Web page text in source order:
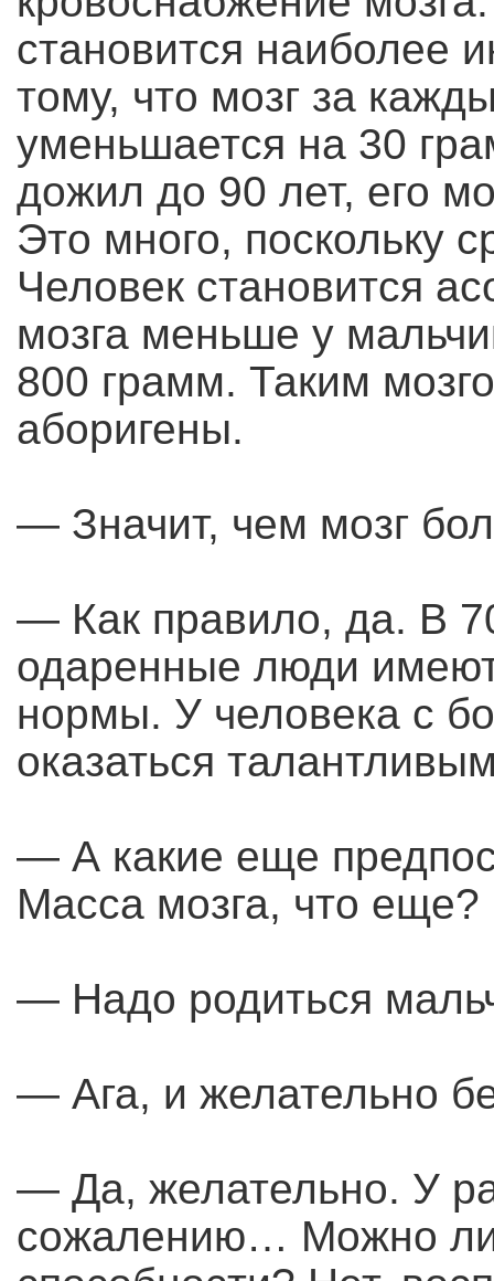
становится наиболее
тому, что мозг за
уменьшается на 30
дожил до 90 лет, его
Это много, поскольку
Человек становится
мозга меньше у
800 грамм. Таким
аборигены.
— Значит, чем мозг
— Как правило, да. В
одаренные люди
нормы. У человека с
оказаться
— А какие еще
Масса мозга, что еще?
— Надо родиться
— Ага, и желательно
— Да, желательно. У
сожалению… Можно ли